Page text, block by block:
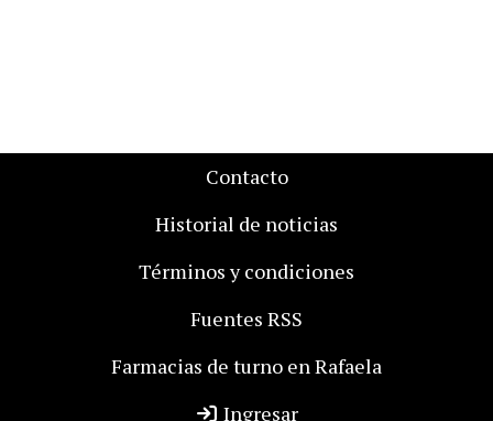
Contacto
Historial de noticias
Términos y condiciones
Fuentes RSS
Farmacias de turno en Rafaela
Ingresar